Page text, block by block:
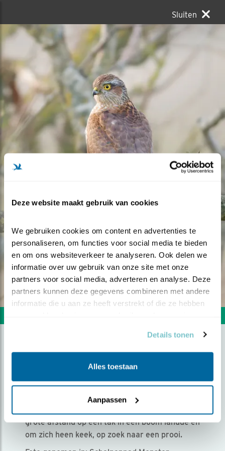
Deze website maakt gebruik van cookies
We gebruiken cookies om content en advertenties te
personaliseren, om functies voor social media te bieden
en om ons websiteverkeer te analyseren. Ook delen we
informatie over uw gebruik van onze site met onze
partners voor social media, adverteren en analyse. Deze
partners kunnen deze gegevens combineren met andere
informatie die u aan ze heeft verstrekt of die ze hebben
Details tonen
Alles toestaan
Aanpassen
Sluiten
SPERWER OP TAK
Door Ralph Bank | Geplaatst op zondag 22 februari
grote afstand op een tak in een boom landde en
om zich heen keek, op zoek naar een prooi.